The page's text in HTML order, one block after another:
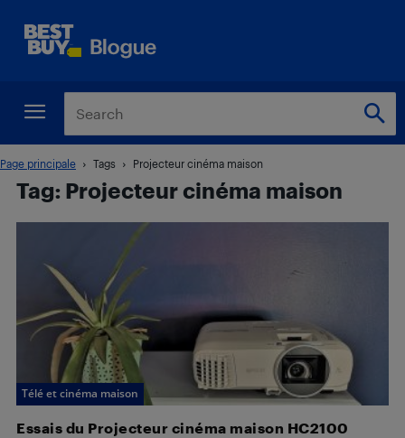
Page principale Tags Projecteur cinéma maison
Tag: Projecteur cinéma maison
Télé et cinéma maison
Essais du Projecteur cinéma maison HC2100